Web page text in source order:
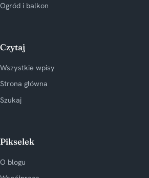
Ogród i balkon
Czytaj
Wszystkie wpisy
Strona główna
Szukaj
Pikselek
O blogu